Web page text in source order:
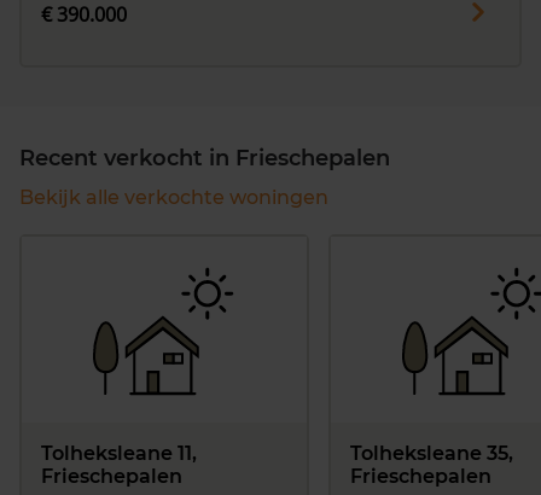
€ 390.000
Recent verkocht in Frieschepalen
Bekijk alle verkochte woningen
Tolheksleane 11,
Frieschepalen
Tolheksleane 35,
Frieschepalen